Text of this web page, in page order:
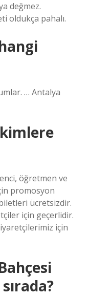
değmez.
oldukça pahalı.
… Antalya
öğretmen ve
promosyon
ücretsizdir.
için geçerlidir.
için